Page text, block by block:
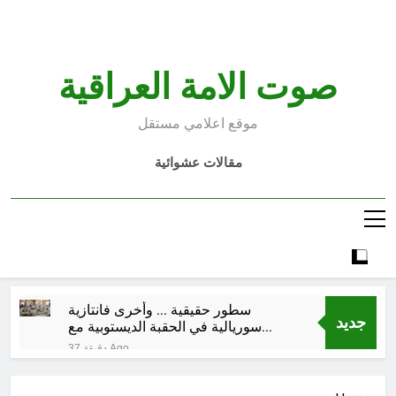
صوت الامة العراقية
موقع اعلامي مستقل
مقالات عشوائية
جديد
سطور حقيقية … وأخرى فانتازية
سوريالية في الحقبة الديستوبية مع
37 دقيقة Ago